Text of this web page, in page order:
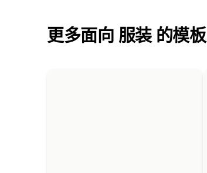
更多面向 服装 的模板